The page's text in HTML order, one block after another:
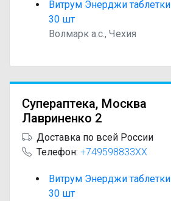
Витрум Энерджи таблетки
30 шт
Волмарк а.с., Чехия
Супераптека, Москва
Лавриненко 2
Доставка по всей России
Телефон: +749598833XX
Витрум Энерджи таблетки
30 шт